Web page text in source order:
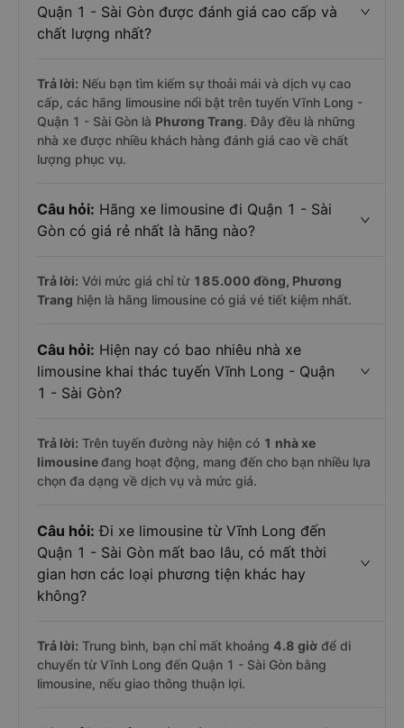
Quận 1 - Sài Gòn được đánh giá cao cấp và
chất lượng nhất?
Trả lời: Nếu bạn tìm kiếm sự thoải mái và dịch vụ cao
cấp, các hãng limousine nổi bật trên tuyến Vĩnh Long -
Quận 1 - Sài Gòn là Phương Trang. Đây đều là những
nhà xe được nhiều khách hàng đánh giá cao về chất
lượng phục vụ.
Câu hỏi: Hãng xe limousine đi Quận 1 - Sài
Gòn có giá rẻ nhất là hãng nào?
Trả lời: Với mức giá chỉ từ 185.000 đồng, Phương
Trang hiện là hãng limousine có giá vé tiết kiệm nhất.
Câu hỏi: Hiện nay có bao nhiêu nhà xe
limousine khai thác tuyến Vĩnh Long - Quận
1 - Sài Gòn?
Trả lời: Trên tuyến đường này hiện có 1 nhà xe
limousineđang hoạt động, mang đến cho bạn nhiều lựa
chọn đa dạng về dịch vụ và mức giá.
Câu hỏi: Đi xe limousine từ Vĩnh Long đến
Quận 1 - Sài Gòn mất bao lâu, có mất thời
gian hơn các loại phương tiện khác hay
không?
Trả lời: Trung bình, bạn chỉ mất khoảng 4.8 giờ để di
chuyển từ Vĩnh Long đến Quận 1 - Sài Gòn bằng
limousine, nếu giao thông thuận lợi.